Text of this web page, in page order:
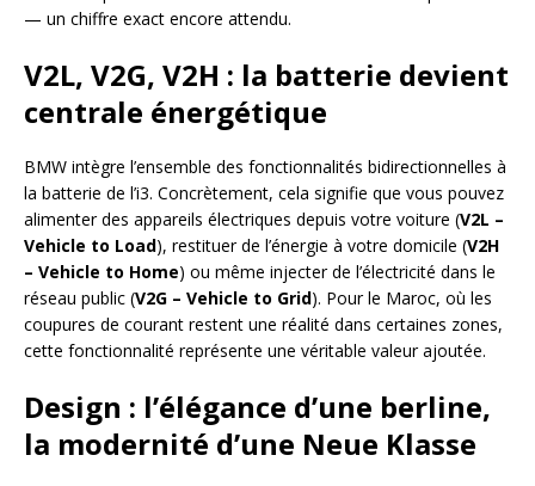
— un chiffre exact encore attendu.
V2L, V2G, V2H : la batterie devient
centrale énergétique
BMW intègre l’ensemble des fonctionnalités bidirectionnelles à
la batterie de l’i3. Concrètement, cela signifie que vous pouvez
alimenter des appareils électriques depuis votre voiture (V2L –
Vehicle to Load), restituer de l’énergie à votre domicile (V2H
– Vehicle to Home) ou même injecter de l’électricité dans le
réseau public (V2G – Vehicle to Grid). Pour le Maroc, où les
coupures de courant restent une réalité dans certaines zones,
cette fonctionnalité représente une véritable valeur ajoutée.
Design : l’élégance d’une berline,
la modernité d’une Neue Klasse